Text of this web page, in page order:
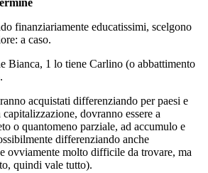
finanziariamente educatissimi, scelgono
a caso.
Bianca, 1 lo tiene Carlino (o abbattimento
acquistati differenziando per paesi e
dovranno essere a
o quantomeno parziale, ad accumulo e
differenziando anche
ovviamente molto difficile da trovare, ma
quindi vale tutto).